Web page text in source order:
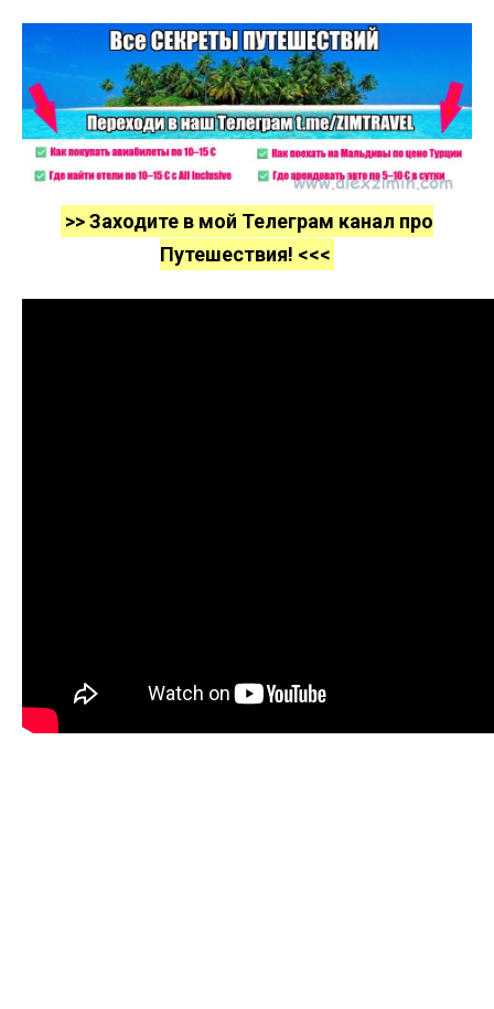
>> Заходите в мой Телеграм канал про
Путешествия! <<<